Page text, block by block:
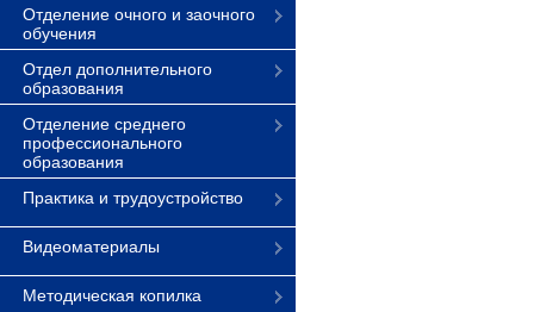
Отделение очного и заочного
обучения
Отдел дополнительного
образования
Отделение среднего
профессионального
образования
Практика и трудоустройство
Видеоматериалы
Методическая копилка